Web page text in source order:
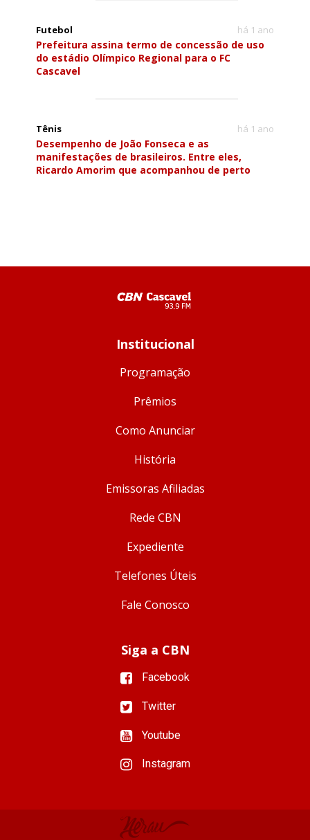
Futebol há 1 ano
Prefeitura assina termo de concessão de uso
do estádio Olímpico Regional para o FC
Cascavel
Tênis há 1 ano
Desempenho de João Fonseca e as
manifestações de brasileiros. Entre eles,
Ricardo Amorim que acompanhou de perto
Institucional
Programação
Prêmios
Como Anunciar
História
Emissoras Afiliadas
Rede CBN
Expediente
Telefones Úteis
Fale Conosco
Siga a CBN
Facebook
Twitter
Youtube
Instagram